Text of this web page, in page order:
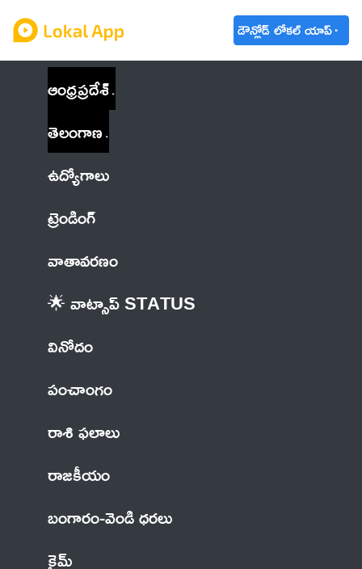
డౌన్లోడ్ లోకల్ యాప్
ఆంధ్రప్రదేశ్
తెలంగాణ
ఉద్యోగాలు
ట్రెండింగ్
వాతావరణం
🌟 వాట్సాప్ STATUS
వినోదం
పంచాంగం
రాశి ఫలాలు
రాజకీయం
బంగారం-వెండి ధరలు
క్రైమ్